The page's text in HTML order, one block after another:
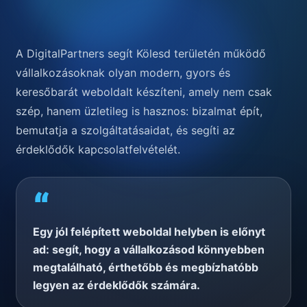
A DigitalPartners segít Kölesd területén működő
vállalkozásoknak olyan modern, gyors és
keresőbarát weboldalt készíteni, amely nem csak
szép, hanem üzletileg is hasznos: bizalmat épít,
bemutatja a szolgáltatásaidat, és segíti az
érdeklődők kapcsolatfelvételét.
“
Egy jól felépített weboldal helyben is előnyt
ad: segít, hogy a vállalkozásod könnyebben
megtalálható, érthetőbb és megbízhatóbb
legyen az érdeklődők számára.